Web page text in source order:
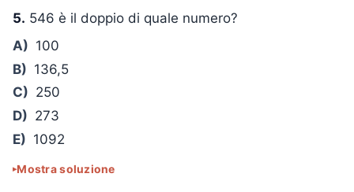
5. 546 è il doppio di quale numero?
A) 100
B) 136,5
C) 250
D) 273
E) 1092
Mostra soluzione